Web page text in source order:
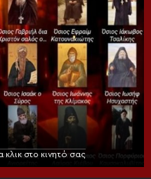
στο κινητό σας